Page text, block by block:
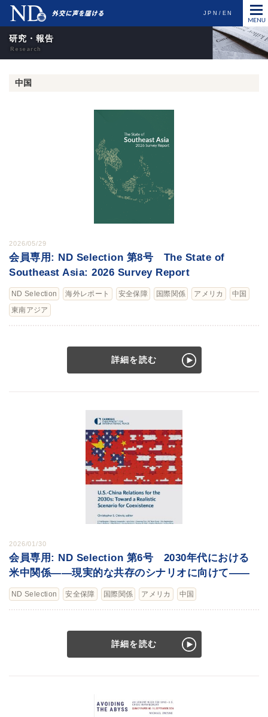
JPN EN
研究・報告
中国
2026/05/29
会員専用: ND Selection 第8号 The State of
Southeast Asia: 2026 Survey Report
ND Selection 海外レポート 安全保障 国際関係 アメリカ
中国
東南アジア
詳細を読む
2026/01/30
会員専用: ND Selection 第6号 2030年代における
米中関係――現実的な共存のシナリオに向けて――
ND Selection 安全保障 国際関係 アメリカ 中国
詳細を読む